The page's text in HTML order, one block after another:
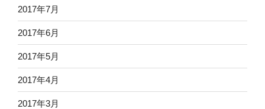
2017年7月
2017年6月
2017年5月
2017年4月
2017年3月